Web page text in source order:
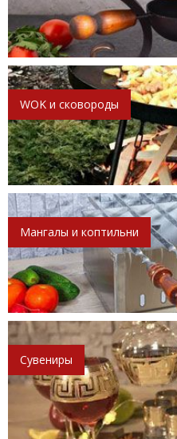
WOK и сковороды
Мангалы и коптильни
Сувениры